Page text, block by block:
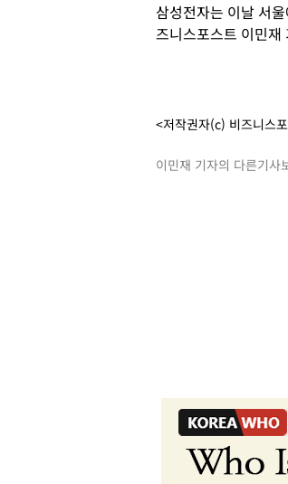
삼성전자는 이날 서
즈니스포스트 이민재
<저작권자(c) 비즈니스
이민재 기자의 다른기사